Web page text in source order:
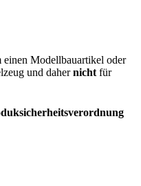
einen Modellbauartikel oder
und dahernicht für